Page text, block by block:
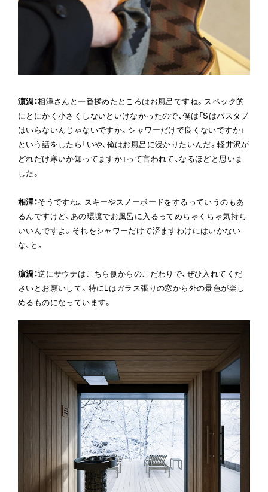
濵渦：相澤さんと一番揉めたところはお風呂ですね。スペック的
にとにかく小さくしないといけなかったので、僕は「Sはバスタブ
はいらないんじゃないですか。シャワーだけで良くないですか」
という話をしたら「いや、俺はお風呂に浸かりたいんだ。軽井沢が
どれだけ寒いか知ってますか」って言われて、なるほどと思いま
した。
相澤：そうですね。スキーやスノーボードをするっていうのもあ
るんですけど、あの環境でお風呂に入るってめちゃくちゃ気持ち
いいんですよ。それをシャワーだけで済ますわけにはいかない
な、と。
濵渦：逆にサウナはこちら側からのこだわりで、ぜひ入れてくだ
さいとお願いして。特にLはガラス張りの窓から外の景色が楽し
めるものになっています。